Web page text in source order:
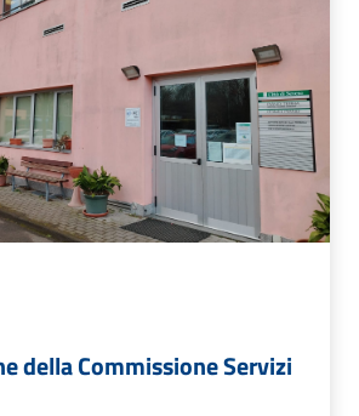
della Commissione Servizi